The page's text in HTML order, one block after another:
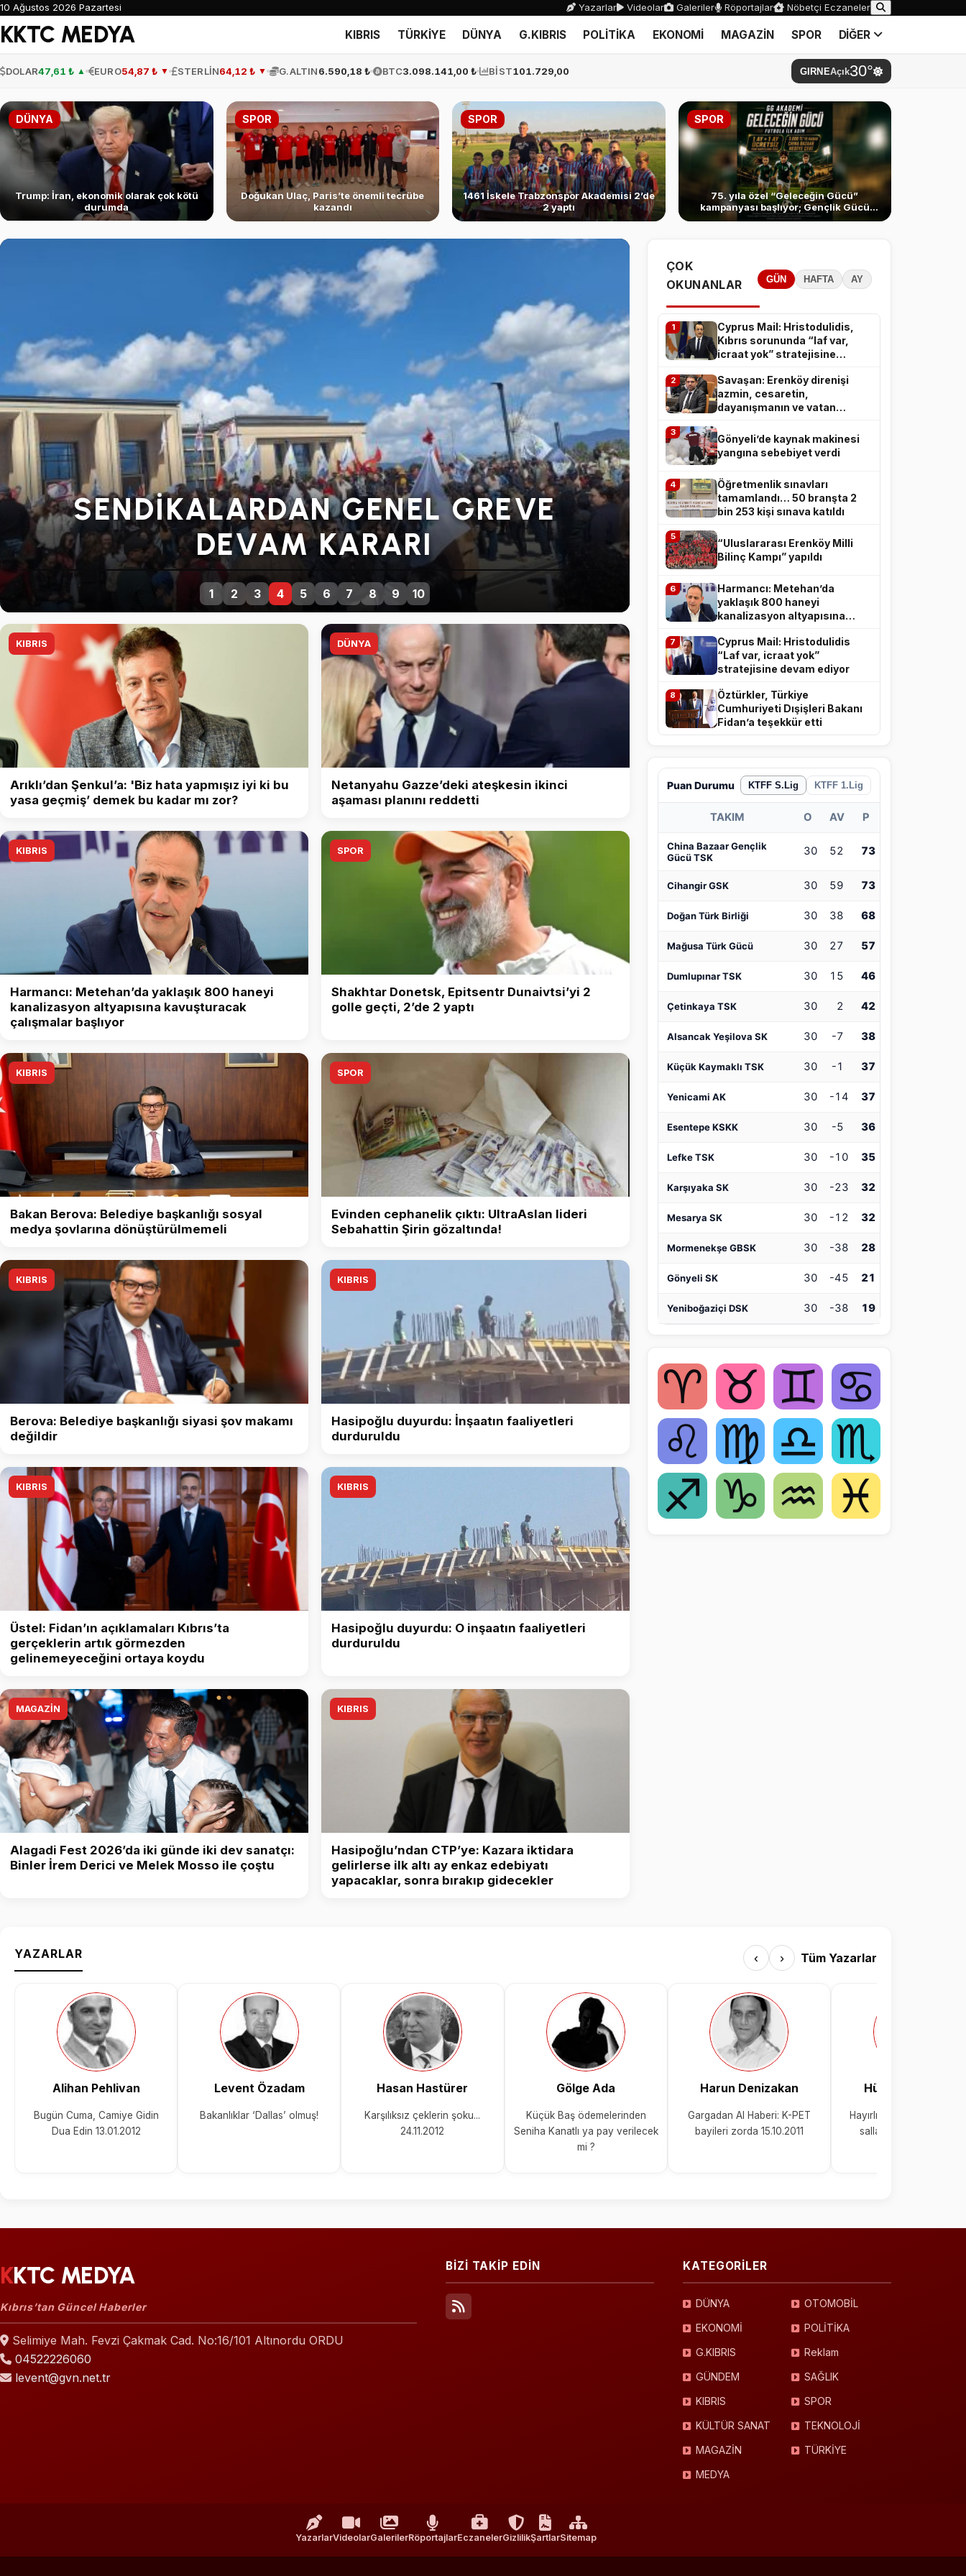
10 Ağustos 2026 Pazartesi Yazarlar Videolar Galeriler Röportajlar Nöbetçi Eczaneler
KKTC MEDYA KIBRIS TÜRKİYE DÜNYA G.KIBRIS POLİTİKA EKONOMİ MAGAZİN SPOR DİĞER
DOLAR47,61 ₺ ▲ EURO54,87 ₺ ▼ STERLİN64,12 ₺ ▼ G.ALTIN6.590,18 ₺ BTC3.098.141,00 ₺ BİST101.729,00 GIRNEAçık30°
DÜNYA
Trump: İran, ekonomik olarak çok kötü
durumda
SPOR
Doğukan Ulaç, Paris’te önemli tecrübe
kazandı
SPOR
1461 İskele Trabzonspor Akademisi 2’de
2 yaptı
SPOR
75. yıla özel “Geleceğin Gücü”
kampanyası başlıyor; Gençlik Gücü
Akademi gelişiyor
SENDIKALARDAN GENEL GREVE
DEVAM KARARI
ERHÜRMAN: KRIZ
ÖNEMLI
KATILIMCILIK VE
1 2 3 4 5 6 7 8 9 10
KIBRIS
Arıklı’dan Şenkul’a: 'Biz hata yapmışız iyi ki bu
yasa geçmiş’ demek bu kadar mı zor?
DÜNYA
Netanyahu Gazze’deki ateşkesin ikinci
aşaması planını reddetti
KIBRIS
Harmancı: Metehan’da yaklaşık 800 haneyi
kanalizasyon altyapısına kavuşturacak
çalışmalar başlıyor
SPOR
Shakhtar Donetsk, Epitsentr Dunaivtsi’yi 2
golle geçti, 2’de 2 yaptı
KIBRIS
Bakan Berova: Belediye başkanlığı sosyal
medya şovlarına dönüştürülmemeli
SPOR
Evinden cephanelik çıktı: UltraAslan lideri
Sebahattin Şirin gözaltında!
KIBRIS
Berova: Belediye başkanlığı siyasi şov makamı
değildir
KIBRIS
Hasipoğlu duyurdu: İnşaatın faaliyetleri
durduruldu
KIBRIS
Üstel: Fidan’ın açıklamaları Kıbrıs’ta
gerçeklerin artık görmezden
gelinemeyeceğini ortaya koydu
KIBRIS
Hasipoğlu duyurdu: O inşaatın faaliyetleri
durduruldu
MAGAZİN
Alagadi Fest 2026’da iki günde iki dev sanatçı:
Binler İrem Derici ve Melek Mosso ile çoştu
KIBRIS
Hasipoğlu’ndan CTP’ye: Kazara iktidara
gelirlerse ilk altı ay enkaz edebiyatı
yapacaklar, sonra bırakıp gidecekler
ÇOK
OKUNANLAR
GÜN HAFTA AY
1
Cyprus Mail: Hristodulidis,
Kıbrıs sorununda “laf var,
icraat yok” stratejisine
2
Savaşan: Erenköy direnişi
azmin, cesaretin,
dayanışmanın ve vatan
3
Gönyeli’de kaynak makinesi
yangına sebebiyet verdi
4
Öğretmenlik sınavları
tamamlandı… 50 branşta 2
bin 253 kişi sınava katıldı
5
“Uluslararası Erenköy Milli
Bilinç Kampı” yapıldı
6
Harmancı: Metehan’da
yaklaşık 800 haneyi
kanalizasyon altyapısına
başlıyor
7
Cyprus Mail: Hristodulidis
“Laf var, icraat yok”
stratejisine devam ediyor
8
Öztürkler, Türkiye
Cumhuriyeti Dışişleri Bakanı
Fidan’a teşekkür etti
Puan Durumu KTFF S.Lig KTFF 1.Lig
TAKIM O AV P
China Bazaar Gençlik
Gücü TSK
30 52 73
Cihangir GSK 30 59 73
Doğan Türk Birliği 30 38 68
Mağusa Türk Gücü 30 27 57
Dumlupınar TSK 30 15 46
Çetinkaya TSK 30 2 42
Alsancak Yeşilova SK 30 -7 38
Küçük Kaymaklı TSK 30 -1 37
Yenicami AK 30 -14 37
Esentepe KSKK 30 -5 36
Lefke TSK 30 -10 35
Karşıyaka SK 30 -23 32
Mesarya SK 30 -12 32
Mormenekşe GBSK 30 -38 28
Gönyeli SK 30 -45 21
Yeniboğaziçi DSK 30 -38 19
♈ ♉ ♊ ♋
♌ ♍ ♎ ♏
♐ ♑ ♒ ♓
YAZARLAR ‹ › Tüm Yazarlar
Alihan Pehlivan
Bugün Cuma, Camiye Gidin
Dua Edin 13.01.2012
Levent Özadam
Bakanlıklar ‘Dallas’ olmuş!
Hasan Hastürer
Karşılıksız çeklerin şoku...
24.11.2012
Gölge Ada
Küçük Baş ödemelerinden
Seniha Kanatlı ya pay verilecek
mi ?
Harun Denizakan
Gargadan Al Haberi: K-PET
bayileri zorda 15.10.2011
Hüseyin Ekmekçi
Hayırlısı olsun… Bu
sallayan mı var zaten…
KKTC MEDYA
Kıbrıs’tan Güncel Haberler
Selimiye Mah. Fevzi Çakmak Cad. No:16/101 Altınordu ORDU
04522226060
levent@gvn.net.tr
BİZİ TAKİP EDİN KATEGORİLER
DÜNYA
EKONOMİ
G.KIBRIS
GÜNDEM
KIBRIS
KÜLTÜR SANAT
MAGAZİN
MEDYA
OTOMOBİL
POLİTİKA
Reklam
SAĞLIK
SPOR
TEKNOLOJİ
TÜRKİYE
YazarlarVideolarGalerilerRöportajlarEczanelerGizlilikŞartlarSitemap